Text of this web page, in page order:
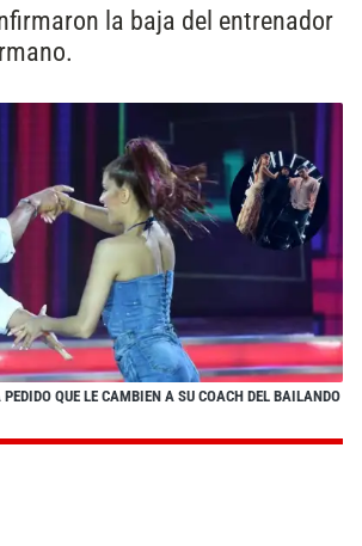
la baja del entrenador
QUE LE CAMBIEN A SU COACH DEL BAILANDO